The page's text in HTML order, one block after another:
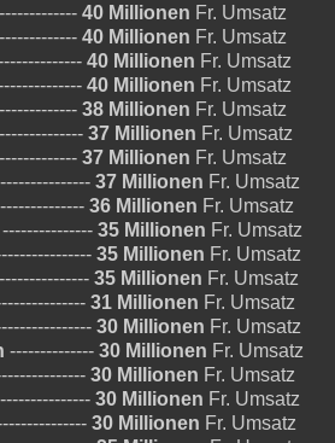
40 Millionen Fr. Umsatz
40 Millionen Fr. Umsatz
40 Millionen Fr. Umsatz
40 Millionen Fr. Umsatz
38 Millionen Fr. Umsatz
37 Millionen Fr. Umsatz
37 Millionen Fr. Umsatz
37 Millionen Fr. Umsatz
36 Millionen Fr. Umsatz
--------------- 35 Millionen Fr. Umsatz
35 Millionen Fr. Umsatz
35 Millionen Fr. Umsatz
31 Millionen Fr. Umsatz
30 Millionen Fr. Umsatz
-------------- 30 Millionen Fr. Umsatz
30 Millionen Fr. Umsatz
30 Millionen Fr. Umsatz
30 Millionen Fr. Umsatz